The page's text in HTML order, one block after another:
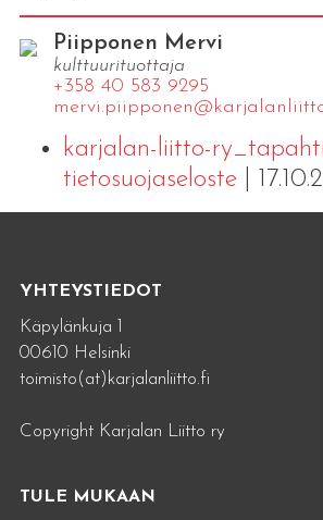
Piipponen Mervi
kulttuurituottaja
+358 40 583 9295
karjalan-liitto-
tietosuojaseloste|
YHTEYSTIEDOT
Käpylänkuja 1
00610 Helsinki
toimisto(at)karjalanliitto.fi
Copyright Karjalan Liitto ry
TULE MUKAAN